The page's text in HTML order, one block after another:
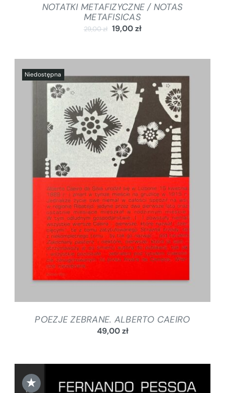
NOTATKI METAFIZYCZNE / NOTAS
METAFISICAS
29,00zł 19,00zł
POEZJE ZEBRANE. ALBERTO CAEIRO
49,00zł
★